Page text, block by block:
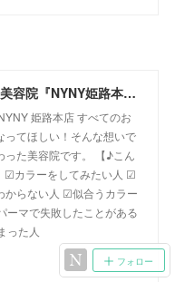
カラーが好きになる美容院『NYNY姫路本店』ブログ
姫路本店 すべてのお
ってほしい！そんな想いで
った美容院です。 【♪こん
☑カラーをしてみたい人 ☑
からない人 ☑似合うカラー
ーマで失敗したことがある
った人
フォロー